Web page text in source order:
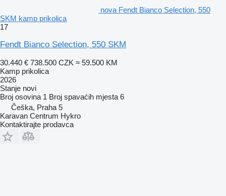
nova Fendt Bianco Selection, 550
SKM kamp prikolica
17
Fendt Bianco Selection, 550 SKM
30.440 € 738.500 CZK ≈ 59.500 KM
Kamp prikolica
2026
Stanje novi
Broj osovina 1 Broj spavaćih mjesta 6
Češka, Praha 5
Karavan Centrum Hykro
Kontaktirajte prodavca